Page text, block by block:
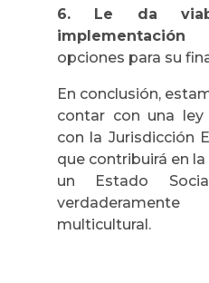
6.
Le da
implementación
opciones para su
En conclusión,
contar con una ley
con la Jurisdicción
que contribuirá en
un Estado
multicultural.